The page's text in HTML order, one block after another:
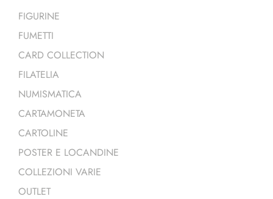
FIGURINE
FUMETTI
CARD COLLECTION
FILATELIA
NUMISMATICA
CARTAMONETA
CARTOLINE
POSTER E LOCANDINE
COLLEZIONI VARIE
OUTLET